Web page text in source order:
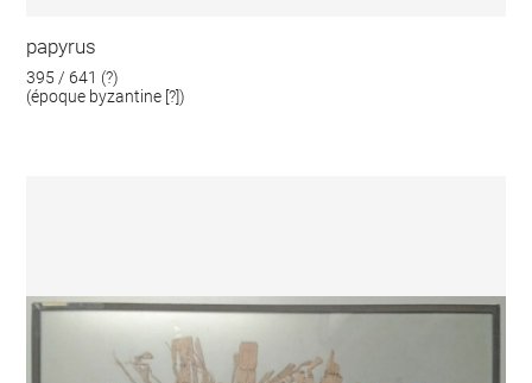
papyrus
395 / 641 (?)
(époque byzantine [?])